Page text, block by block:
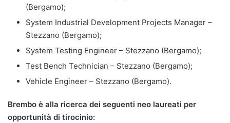
(Bergamo);
System Industrial Development Projects Manager –
Stezzano (Bergamo);
System Testing Engineer – Stezzano (Bergamo);
Test Bench Technician – Stezzano (Bergamo);
Vehicle Engineer – Stezzano (Bergamo).
Brembo è alla ricerca dei seguenti neo laureati per
opportunità di tirocinio: